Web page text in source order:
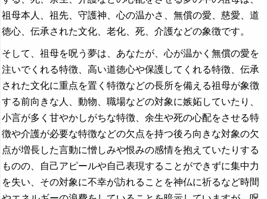
祖母本人、祖先、守護神、心の温かさ、無償の愛、慈愛、道
徳心、伝承された文化、老化、死、介護などの象徴です。
そして、祖母を呪う夢は、あなたが、心が温かく無償の愛を
注いでくれる特徴、高い道徳心や保護してくれる特徴、伝承
された文化に重点を置く特徴などの長所を備える祖母が象徴
する前向きな人、動物、職場などの対象に嫉妬していたり、
小言が多く甘やかしがちな特徴、余生や死の心配をさせる特
徴や介護が必要な特徴などの欠点を持つ後ろ向きな対象の欠
点が増長した言動に憎しみや恨みの感情を抱えていたりする
ものの、自己アピールや自己表現することができずに集中力
を失い、その対象に不幸が訪れることを神仏に祈るなど時間